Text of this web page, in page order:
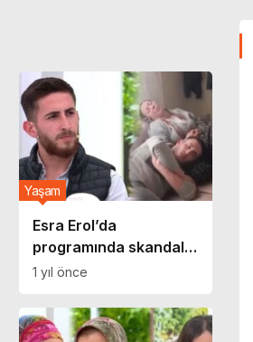
Esra Erol’da
programında skandal
olay: 21 yaşındaki
hamile bıraktı!
Yaşam
1 yıl önce